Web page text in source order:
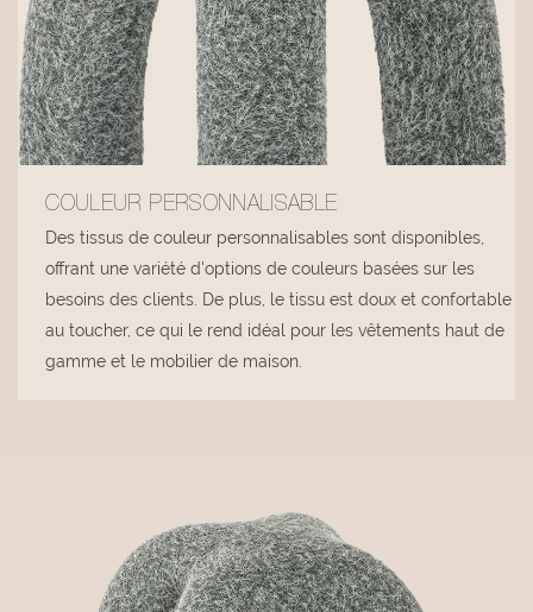
COULEUR PERSONNALISABLE
Des tissus de couleur personnalisables sont disponibles,
offrant une variété d'options de couleurs basées sur les
besoins des clients. De plus, le tissu est doux et confortable
au toucher, ce qui le rend idéal pour les vêtements haut de
gamme et le mobilier de maison.